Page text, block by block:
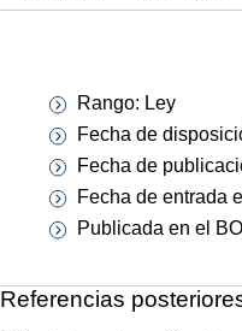
Rango: Ley
Fecha de
Fecha de
Fecha de entrada
Publicada en el
Referencias